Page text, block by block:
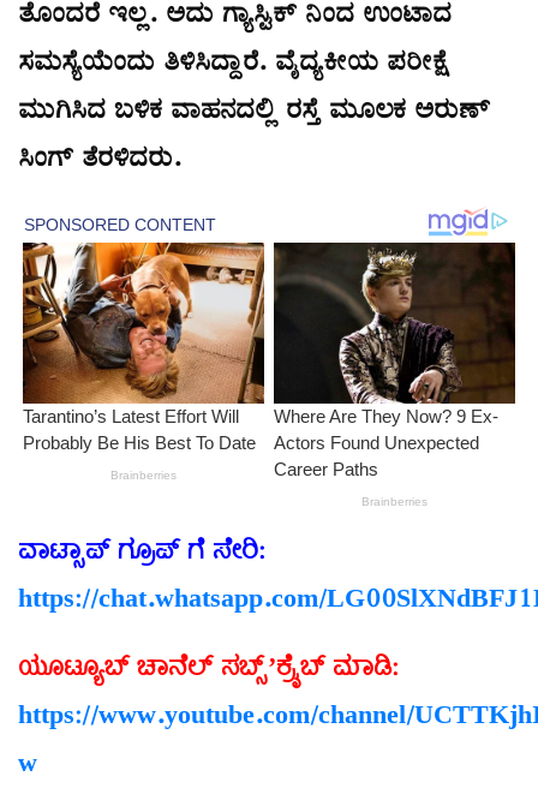
ತೊಂದರೆ ಇಲ್ಲ. ಅದು ಗ್ಯಾಸ್ಟಿಕ್ ನಿಂದ ಉಂಟಾದ
ಸಮಸ್ಯೆಯೆಂದು ತಿಳಿಸಿದ್ದಾರೆ. ವೈದ್ಯಕೀಯ ಪರೀಕ್ಷೆ
ಮುಗಿಸಿದ ಬಳಿಕ ವಾಹನದಲ್ಲಿ ರಸ್ತೆ ಮೂಲಕ ಅರುಣ್
ಸಿಂಗ್ ತೆರಳಿದರು.
ವಾಟ್ಸಾಪ್ ಗ್ರೂಪ್ ಗೆ ಸೇರಿ:
https://chat.whatsapp.com/
ಯೂಟ್ಯೂಬ್ಚಾನೆಲ್ ಸಬ್ಸ್’ಕ್ರೈಬ್ ಮಾಡಿ:
https://www.youtube.com/channel/
w